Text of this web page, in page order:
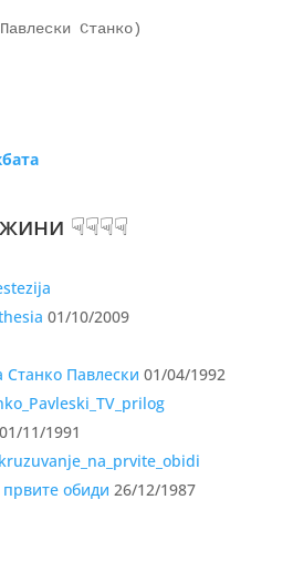
☟☟☟☟
01/10/2009
Станко Павлески 01/04/1992
01/11/1991
обиди 26/12/1987